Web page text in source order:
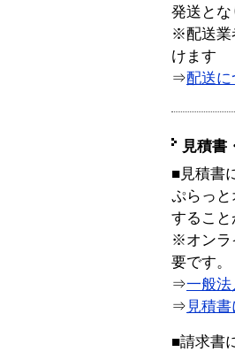
発送とな
※配送業
けます
⇒配送
見積書
■見積書
ぷらっ
すること
※オンラ
要です。
⇒一般
⇒ 見積
■請求書